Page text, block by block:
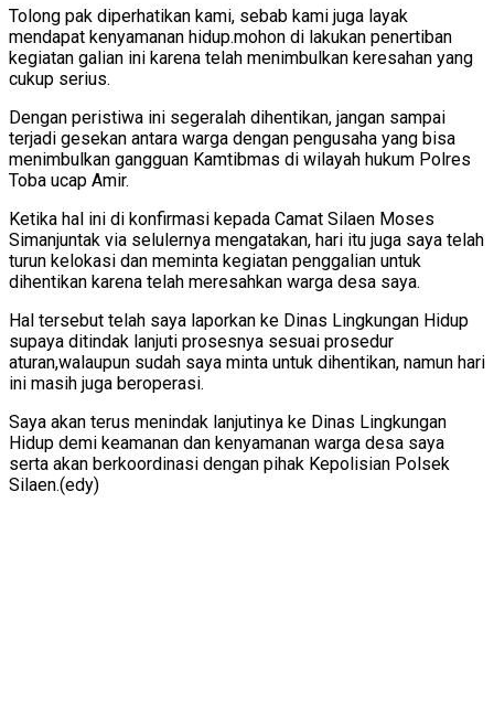
Tolong pak diperhatikan kami, sebab kami juga layak
mendapat kenyamanan hidup.mohon di lakukan penertiban
kegiatan galian ini karena telah menimbulkan keresahan yang
cukup serius.
Dengan peristiwa ini segeralah dihentikan, jangan sampai
terjadi gesekan antara warga dengan pengusaha yang bisa
menimbulkan gangguan Kamtibmas di wilayah hukum Polres
Toba ucap Amir.
Ketika hal ini di konfirmasi kepada Camat Silaen Moses
Simanjuntak via selulernya mengatakan, hari itu juga saya telah
turun kelokasi dan meminta kegiatan penggalian untuk
dihentikan karena telah meresahkan warga desa saya.
Hal tersebut telah saya laporkan ke Dinas Lingkungan Hidup
supaya ditindak lanjuti prosesnya sesuai prosedur
aturan,walaupun sudah saya minta untuk dihentikan, namun hari
ini masih juga beroperasi.
Saya akan terus menindak lanjutinya ke Dinas Lingkungan
Hidup demi keamanan dan kenyamanan warga desa saya
serta akan berkoordinasi dengan pihak Kepolisian Polsek
Silaen.(edy)